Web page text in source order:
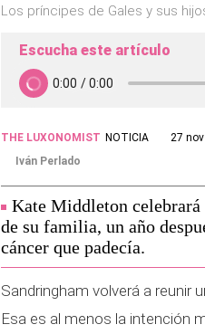
Los príncipes de Gales y sus
Escucha este artículo
THE LUXONOMIST NOTICIA
27
Iván Perlado
Kate Middleton
de su familia, un año
cáncer que padecía.
Sandringham volverá a reunir
Esa es al menos la intención